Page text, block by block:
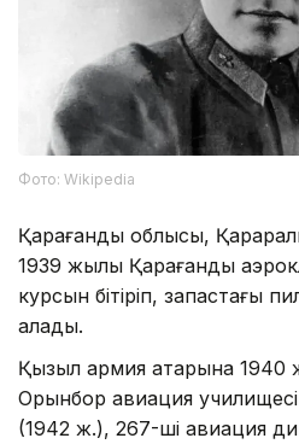
Фото: Wikipedia
Қарағанды облысы,
1939 жылы Қарағанды
курсын бітіріп, запастағы
алады.
Қызыл армия қатарына 1940
Орынбор авиация
(1942 ж.), 267-ші авиация